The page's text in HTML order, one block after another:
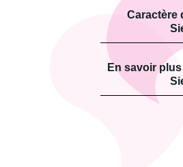
Caractère
En savoir